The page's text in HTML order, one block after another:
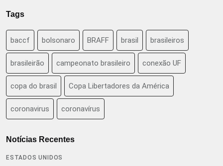
Tags
baccf bolsonaro BRAFF brasil brasileiros
brasileirão campeonato brasileiro conexão UF
copa do brasil Copa Libertadores da América
coronavirus coronavírus
Notícias Recentes
ESTADOS UNIDOS